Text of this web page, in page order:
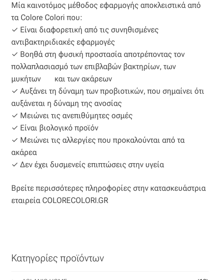
Λογαριασμός
Όλα τα υφάσματα
Black-out
Αλκαντάρα
Βαμβακοσατέν
Βελούδο
Βελουτέ
Βουάλ
Μία καινοτόμος μέθοδος εφαρμογής αποκλειστικά από
τα Colore Colori που:
✓ Είναι διαφορετική από τις συνηθισμένες
αντιβακτηριδιακές εφαρμογές
✓ Βοηθά στη φυσική προστασία αποτρέποντας τον
πολλαπλασιασμό των επιβλαβών βακτηρίων, των
μυκήτων και των ακάρεων
✓ Αυξάνει τη δύναμη των προβιοτικών, που σημαίνει ότι
αυξάνεται η δύναμη της ανοσίας
✓ Μειώνει τις ανεπιθύμητες οσμές
✓ Είναι βιολογικό προϊόν
✓ Μειώνει τις αλλεργίες που προκαλούνται από τα
ακάρεα
✓ Δεν έχει δυσμενείς επιπτώσεις στην υγεία
Βρείτε περισσότερες πληροφορίες στην κατασκευάστρια
εταιρεία COLORECOLORI.GR
Κατηγορίες προϊόντων